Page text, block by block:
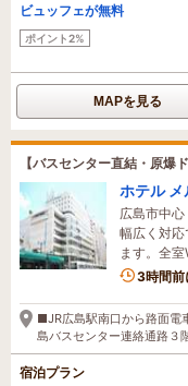
ビュッフェが無料
ポイント2%
MAPを見る
【バスセンター直結・原爆
ホテル メ
広島市中
幅広く対
ます。全
1名がこ
3時間前
■JR広島駅南口から路面電
島バスセンター連絡通路３
宿泊プラン